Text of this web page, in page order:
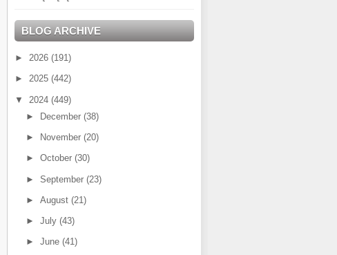
BLOG ARCHIVE
► 2026 (191)
► 2025 (442)
▼ 2024 (449)
►
December (38)
► November (20)
► October (30)
► September (23)
► August (21)
► July (43)
► June (41)